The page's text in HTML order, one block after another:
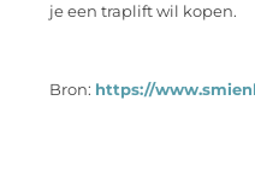
je een traplift wil kopen.
Bron: https://